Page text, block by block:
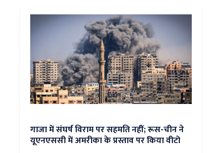
गाजा में संघर्ष विराम पर सहमति नहीं; रूस-चीन ने
यूएनएससी में अमरीका के प्रस्ताव पर किया वीटो